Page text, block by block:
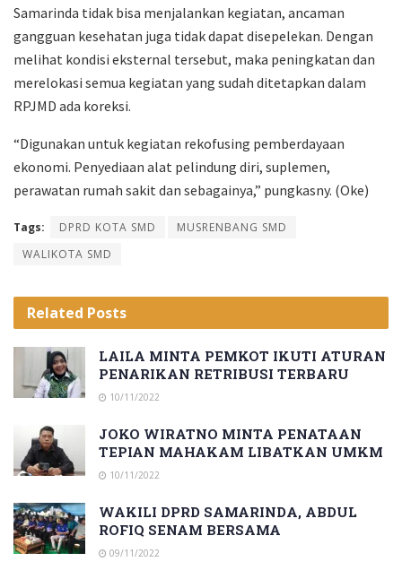
Samarinda tidak bisa menjalankan kegiatan, ancaman
gangguan kesehatan juga tidak dapat disepelekan. Dengan
melihat kondisi eksternal tersebut, maka peningkatan dan
merelokasi semua kegiatan yang sudah ditetapkan dalam
RPJMD ada koreksi.
“Digunakan untuk kegiatan rekofusing pemberdayaan
ekonomi. Penyediaan alat pelindung diri, suplemen,
perawatan rumah sakit dan sebagainya,” pungkasny. (Oke)
Tags: DPRD KOTA SMD
MUSRENBANG SMD
WALIKOTA SMD
Related Posts
LAILA MINTA PEMKOT IKUTI ATURAN
PENARIKAN RETRIBUSI TERBARU
10/11/2022
JOKO WIRATNO MINTA PENATAAN
TEPIAN MAHAKAM LIBATKAN UMKM
10/11/2022
WAKILI DPRD SAMARINDA, ABDUL
ROFIQ SENAM BERSAMA
09/11/2022